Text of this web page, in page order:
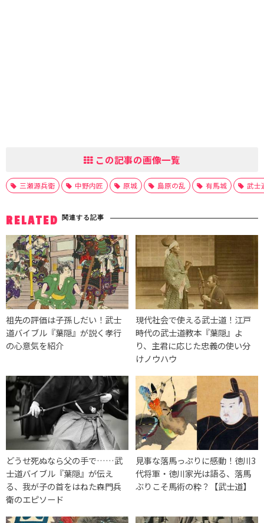
この記事の画像一覧
三瀬源兵衛 中野内匠 原城 島原の乱 有馬城 武士
RELATED 関連する記事
祖先の評価は子孫しだい！武士
道バイブル『葉隠』が説く孝行
の心意気を紹介
現代社会で使える武士道！江戸
時代の武士道教本『葉隠』よ
り、主君に応じた忠義の使い分
けノウハウ
どうせ死ぬなら父の手で……武
士道バイブル『葉隠』が伝え
る、我が子の首をはねた森門兵
衛のエピソード
見事な落馬っぷりに感動！徳川3
代将軍・徳川家光は語る、落馬
ぶりこそ馬術の粋？【武士道】